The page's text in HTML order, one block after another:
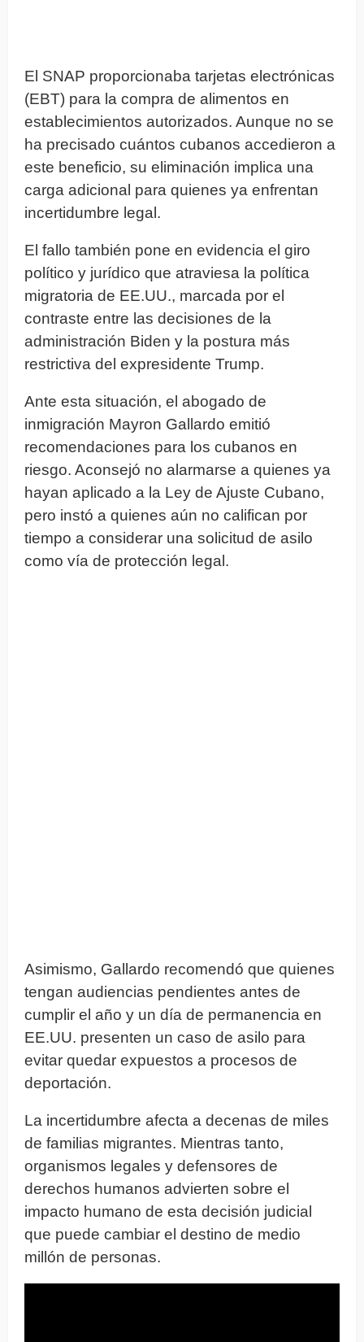
El SNAP proporcionaba tarjetas electrónicas
(EBT) para la compra de alimentos en
establecimientos autorizados. Aunque no se
ha precisado cuántos cubanos accedieron a
este beneficio, su eliminación implica una
carga adicional para quienes ya enfrentan
incertidumbre legal.
El fallo también pone en evidencia el giro
político y jurídico que atraviesa la política
migratoria de EE.UU., marcada por el
contraste entre las decisiones de la
administración Biden y la postura más
restrictiva del expresidente Trump.
Ante esta situación, el abogado de
inmigración Mayron Gallardo emitió
recomendaciones para los cubanos en
riesgo. Aconsejó no alarmarse a quienes ya
hayan aplicado a la Ley de Ajuste Cubano,
pero instó a quienes aún no califican por
tiempo a considerar una solicitud de asilo
como vía de protección legal.
Asimismo, Gallardo recomendó que quienes
tengan audiencias pendientes antes de
cumplir el año y un día de permanencia en
EE.UU. presenten un caso de asilo para
evitar quedar expuestos a procesos de
deportación.
La incertidumbre afecta a decenas de miles
de familias migrantes. Mientras tanto,
organismos legales y defensores de
derechos humanos advierten sobre el
impacto humano de esta decisión judicial
que puede cambiar el destino de medio
millón de personas.